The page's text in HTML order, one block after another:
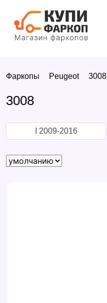
Фаркопы Peugeot 3008
3008
I 2009-2016